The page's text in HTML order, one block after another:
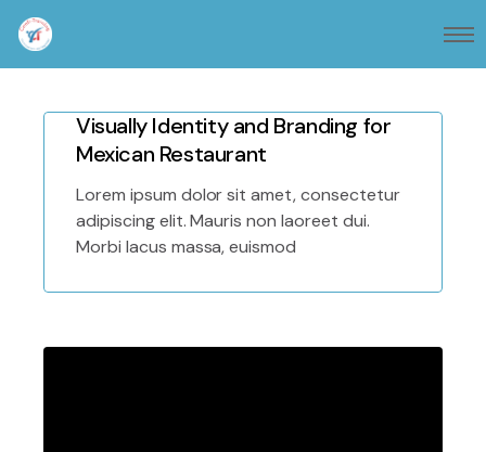
Visually Identity and Branding for
Mexican Restaurant
Lorem ipsum dolor sit amet, consectetur
adipiscing elit. Mauris non laoreet dui.
Morbi lacus massa, euismod